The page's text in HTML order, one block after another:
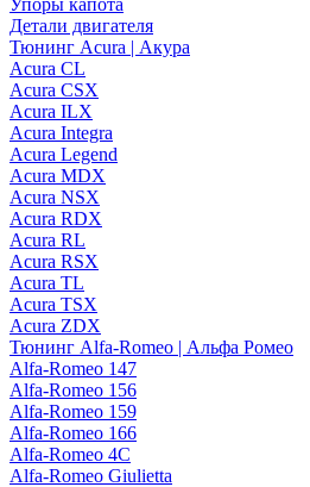
Упоры капота
Детали двигателя
Тюнинг Acura | Акура
Acura CL
Acura CSX
Acura ILX
Acura Integra
Acura Legend
Acura MDX
Acura NSX
Acura RDX
Acura RL
Acura RSX
Acura TL
Acura TSX
Acura ZDX
Тюнинг Alfa-Romeo | Альфа Ромео
Alfa-Romeo 147
Alfa-Romeo 156
Alfa-Romeo 159
Alfa-Romeo 166
Alfa-Romeo 4C
Alfa-Romeo Giulietta